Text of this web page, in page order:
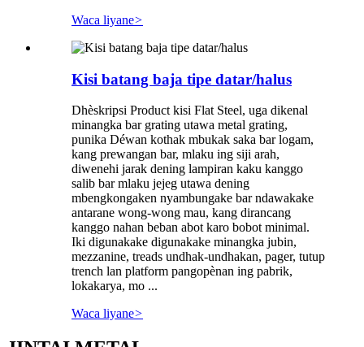
Waca liyane>
Kisi batang baja tipe datar/halus
Dhèskripsi Product kisi Flat Steel, uga dikenal
minangka bar grating utawa metal grating,
punika Déwan kothak mbukak saka bar logam,
kang prewangan bar, mlaku ing siji arah,
diwenehi jarak dening lampiran kaku kanggo
salib bar mlaku jejeg utawa dening
mbengkongaken nyambungake bar ndawakake
antarane wong-wong mau, kang dirancang
kanggo nahan beban abot karo bobot minimal.
Iki digunakake digunakake minangka jubin,
mezzanine, treads undhak-undhakan, pager, tutup
trench lan platform pangopènan ing pabrik,
lokakarya, mo ...
Waca liyane>